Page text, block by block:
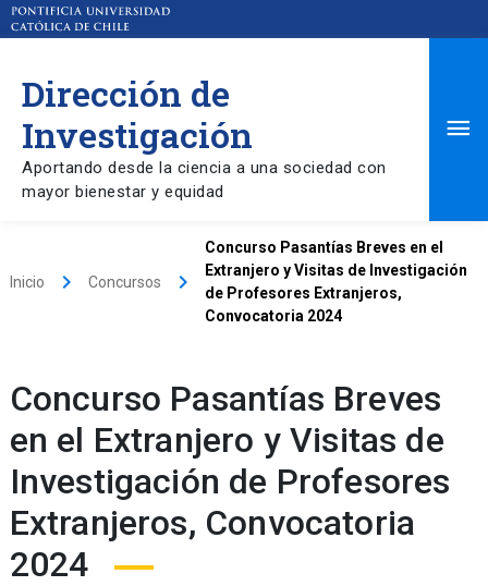
Dirección de
Investigación
Aportando desde la ciencia a una sociedad con
mayor bienestar y equidad
Inicio keyboard_arrow_right Concursos keyboard_arrow_right
Concurso Pasantías Breves en el
Extranjero y Visitas de Investigación
de Profesores Extranjeros,
Convocatoria 2024
Concurso Pasantías Breves
en el Extranjero y Visitas de
Investigación de Profesores
Extranjeros, Convocatoria
2024